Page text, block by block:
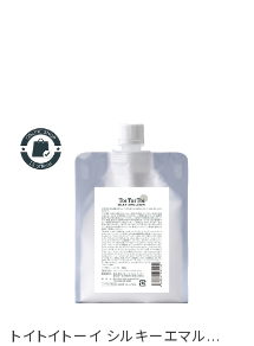
トイトイトーイ シルキーエマル